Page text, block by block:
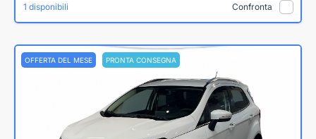
1 disponibili Confronta
OFFERTA DEL MESE PRONTA CONSEGNA